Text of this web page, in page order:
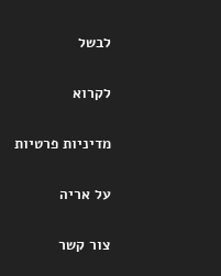
לבשל
לקרוא
מדיניות פרטיות
על אריה
צור קשר